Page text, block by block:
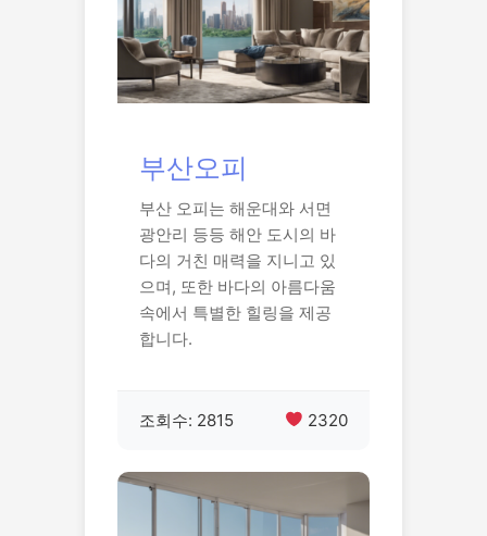
부산오피
부산 오피는 해운대와 서면
광안리 등등 해안 도시의 바
다의 거친 매력을 지니고 있
으며, 또한 바다의 아름다움
속에서 특별한 힐링을 제공
합니다.
조회수: 2815 2320